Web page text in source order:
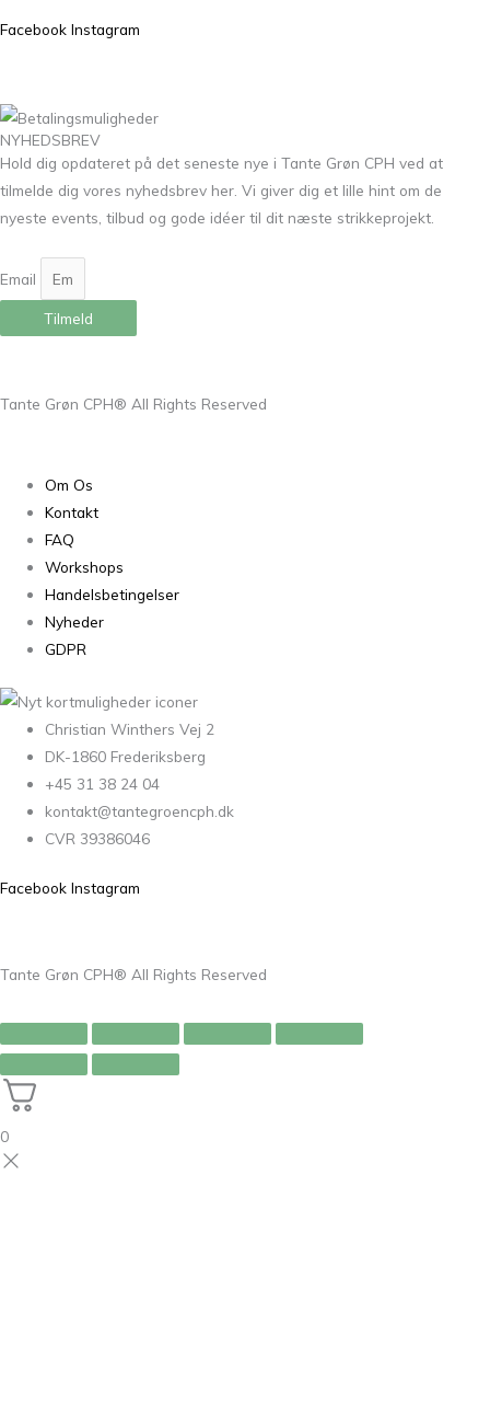
Facebook Instagram
NYHEDSBREV
Hold dig opdateret på det seneste nye i Tante Grøn CPH ved at
tilmelde dig vores nyhedsbrev her. Vi giver dig et lille hint om de
nyeste events, tilbud og gode idéer til dit næste strikkeprojekt.
Email
Tilmeld
Tante Grøn CPH® All Rights Reserved
Om Os
Kontakt
FAQ
Workshops
Handelsbetingelser
Nyheder
GDPR
Christian Winthers Vej 2
DK-1860 Frederiksberg
+45 31 38 24 04
kontakt@tantegroencph.dk
CVR 39386046
Facebook Instagram
Tante Grøn CPH® All Rights Reserved
0